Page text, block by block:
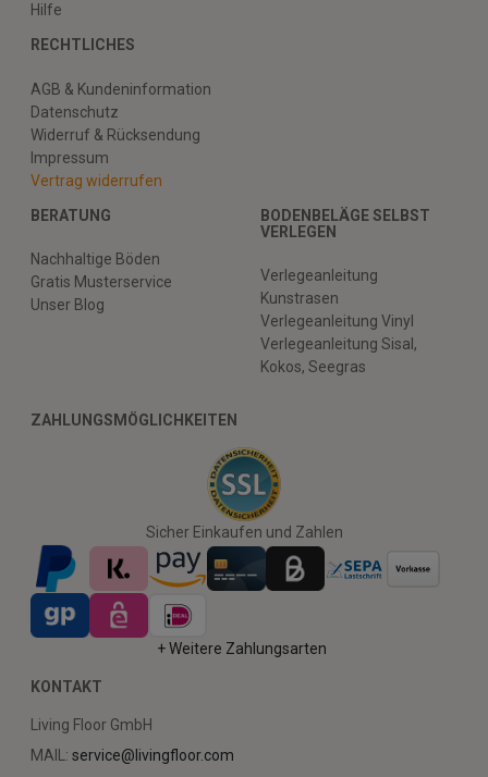
Hilfe
RECHTLICHES
AGB & Kundeninformation
Datenschutz
Widerruf & Rücksendung
Impressum
Vertrag widerrufen
BERATUNG
Nachhaltige Böden
Gratis Musterservice
Unser Blog
BODENBELÄGE SELBST
VERLEGEN
Verlegeanleitung
Kunstrasen
Verlegeanleitung Vinyl
Verlegeanleitung Sisal,
Kokos, Seegras
ZAHLUNGSMÖGLICHKEITEN
Sicher Einkaufen und Zahlen
+ Weitere Zahlungsarten
KONTAKT
Living Floor GmbH
MAIL: service@livingfloor.com